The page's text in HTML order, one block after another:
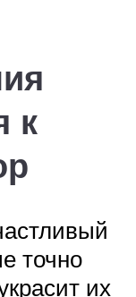
к
точно
их